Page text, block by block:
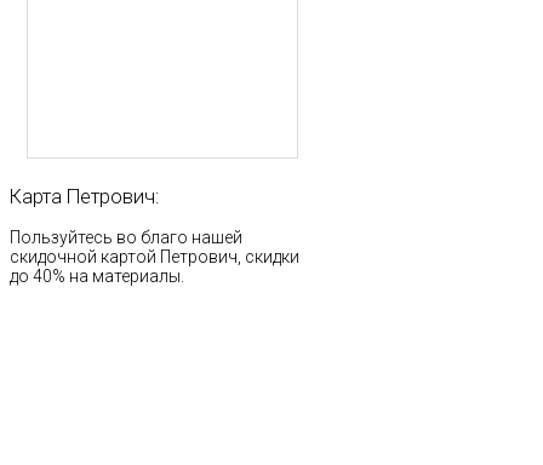
Карта Петрович:
Пользуйтесь во благо нашей
скидочной картой Петрович, скидки
до 40% на материалы.